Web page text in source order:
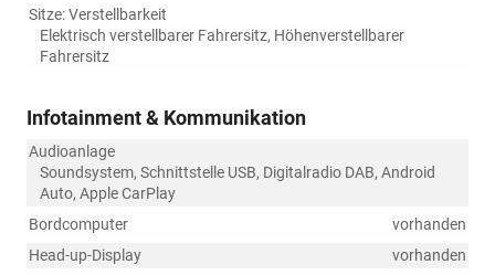
Sitze: Verstellbarkeit
Elektrisch verstellbarer Fahrersitz, Höhenverstellbarer
Fahrersitz
Infotainment & Kommunikation
Audioanlage
Soundsystem, Schnittstelle USB, Digitalradio DAB, Android
Auto, Apple CarPlay
Bordcomputer
vorhanden
Head-up-Display
vorhanden